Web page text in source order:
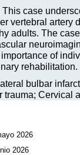
This case
vertebral artery
adults. The
of
rehabilitation.
bulbar
trauma; Cervical
2026
2026